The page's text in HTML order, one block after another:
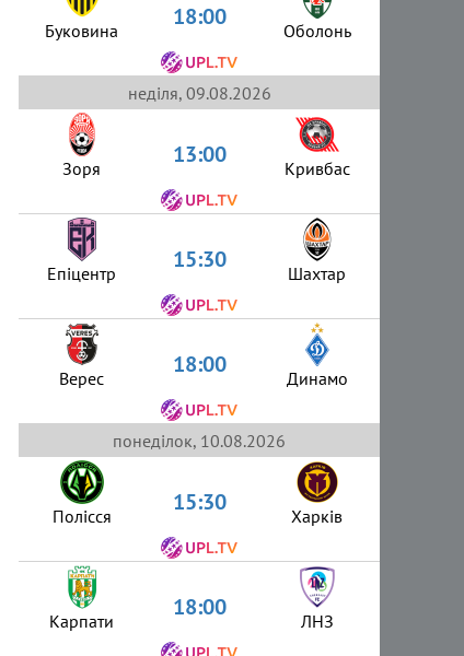
Буковина 18:00 Оболонь
неділя, 09.08.2026
Зоря 13:00 Кривбас
Епіцентр 15:30 Шахтар
Верес 18:00 Динамо
понеділок, 10.08.2026
Полісся 15:30 Харків
Карпати 18:00 ЛНЗ